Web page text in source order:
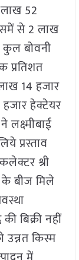
52
से 2 लाख
कुल बोवनी
प्रतिशत
14 हजार
हेक्टेयर
प्रस्ताव
श्री
के बीज मिले
बिक्री नहीं
उन्नत किस्म